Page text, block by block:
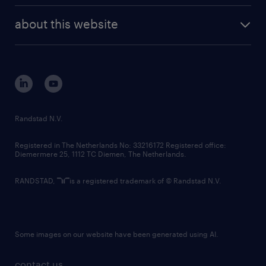
randstad digital
corporate governance
randstad innovation fund
country websites
about this website
Randstad N.V.
Registered in The Netherlands No: 33216172 Registered office:
Diemermere 25, 1112 TC Diemen, The Netherlands.
RANDSTAD, is a registered trademark of © Randstad N.V.
Some images on our website have been generated using AI.